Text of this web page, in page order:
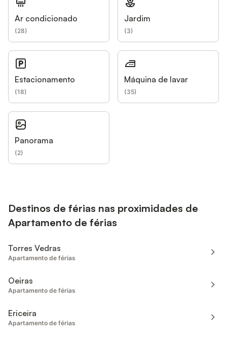
Ar condicionado
(28)
Jardim
(3)
Estacionamento
(18)
Máquina de lavar
(35)
Panorama
(2)
Destinos de férias nas proximidades de
Apartamento de férias
Torres Vedras
Apartamento de férias
Oeiras
Apartamento de férias
Ericeira
Apartamento de férias